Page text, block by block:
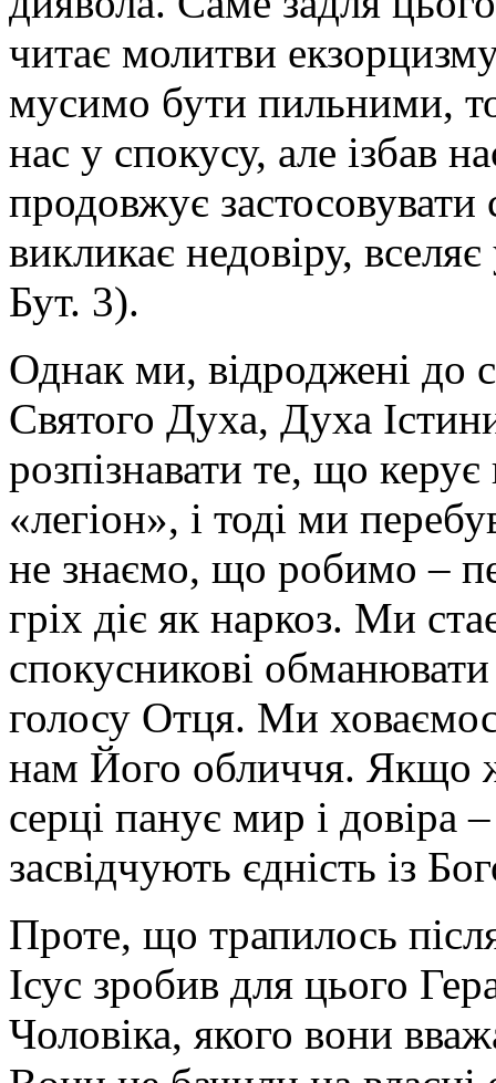
читає молитви
мусимо бути пильними,
нас у спокусу, але ізбав
продовжує
викликає недовіру,
Бут. 3).
Однак ми, відроджені до
Святого Духа, Духа
розпізнавати те, що
«легіон», і тоді ми
не знаємо, що робимо –
гріх діє як наркоз. Ми
спокусникові
голосу Отця. Ми
нам Його обличчя. Якщо
серці панує мир і довіра
засвідчують єдність із
Проте, що трапилось
Ісус зробив для цього
Чоловіка, якого вони